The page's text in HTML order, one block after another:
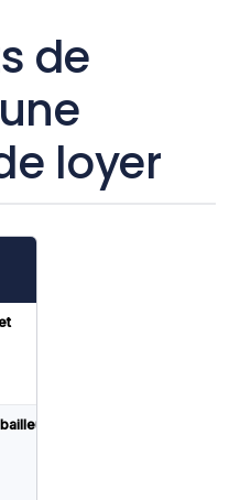
de
loyer
+